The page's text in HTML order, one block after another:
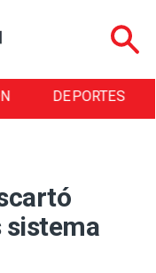
DEPORTES
sistema